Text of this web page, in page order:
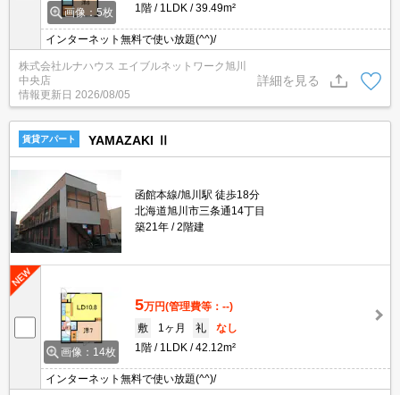
画像：5枚
1階
1LDK 39.49m²
インターネット無料で使い放題(^^)/
株式会社ルナハウス エイブルネットワーク旭川
中央店
情報更新日 2026/08/05
詳細を見る
賃貸アパート YAMAZAKI Ⅱ
函館本線/旭川駅 徒歩18分
北海道旭川市三条通14丁目
築21年
2階建
画像：14枚
5万円(管理費等：--)
敷
1ヶ月 礼
なし
1階
1LDK 42.12m²
インターネット無料で使い放題(^^)/